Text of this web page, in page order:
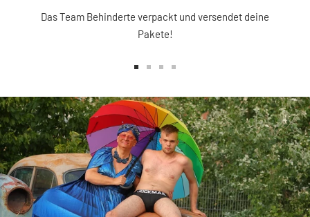
Das Team Behinderte verpackt und versendet deine
Pakete!
1
gehen
2
gehen
3
gehen
4
gehen